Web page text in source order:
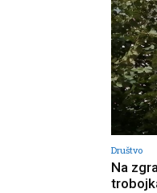
Društvo
Na